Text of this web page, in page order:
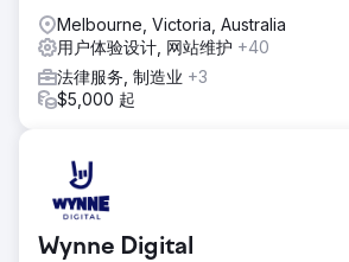
Melbourne, Victoria, Australia
用户体验设计, 网站维护 +40
法律服务, 制造业 +3
$5,000 起
Wynne Digital